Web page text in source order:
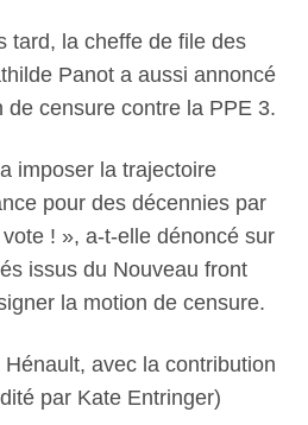
tard, la cheffe de file des
Panot a aussi annoncé
de censure contre la PPE 3.
imposer la trajectoire
pour des décennies par
! », a-t-elle dénoncé sur
issus du Nouveau front
la motion de censure.
avec la contribution
par Kate Entringer)